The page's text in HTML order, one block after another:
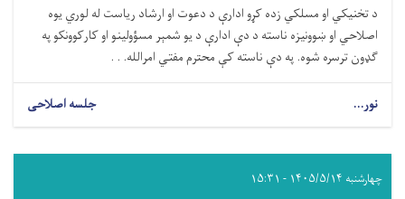
د تخنیکي او مسلکي زده کړو ادارې د دعوت او ارشاد ریاست له لوري یوه
اصلاحي او ښوونیزه ناسته د دې ادارې د یو شمېر مسؤولینو او کارکوونکو په
ګډون ترسره شوه. په دې ناسته کې محترم مفتي امرالله. . .
نور... جلسه اصلاحی
چهارشنبه ۱۴۰۵/۵/۱۴ - ۱۵:۳۱